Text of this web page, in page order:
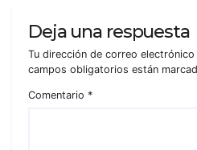
Deja una respuesta
Tu dirección de correo
campos obligatorios están
Comentario *